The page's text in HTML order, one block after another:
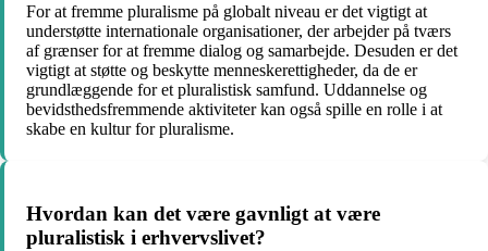
For at fremme pluralisme på globalt niveau er det vigtigt at
understøtte internationale organisationer, der arbejder på tværs
af grænser for at fremme dialog og samarbejde. Desuden er det
vigtigt at støtte og beskytte menneskerettigheder, da de er
grundlæggende for et pluralistisk samfund. Uddannelse og
bevidsthedsfremmende aktiviteter kan også spille en rolle i at
skabe en kultur for pluralisme.
Hvordan kan det være gavnligt at være
pluralistisk i erhvervslivet?